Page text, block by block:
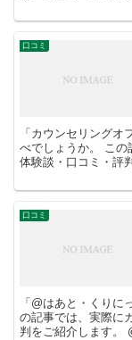
口コミ
「カウンセリング
べでしょうか。 この
体験談・口コミ・評
口コミ
「@はあと・くり
の記事では、実際に
判をご紹介します。